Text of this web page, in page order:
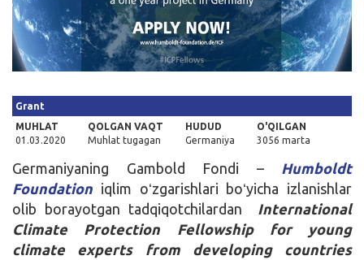
Grant
MUHLAT
01.03.2020
QOLGAN VAQT
Muhlat tugagan
HUDUD
Germaniya
O'QILGAN
3056 marta
Germaniyaning Gambold Fondi – Humboldt
Foundation iqlim oʻzgarishlari boʻyicha izlanishlar
olib borayotgan tadqiqotchilardan International
Climate Protection Fellowship for young
climate experts from developing countries